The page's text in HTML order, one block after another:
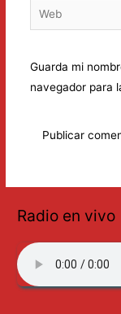
Web
Guarda mi
navegador para
Radio en vivo